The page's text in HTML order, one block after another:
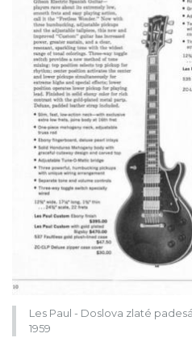
Les Paul - Doslova zlaté
1959